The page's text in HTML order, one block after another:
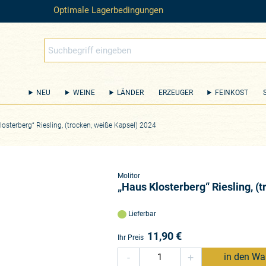
Optimale Lagerbedingungen
NEU WEINE LÄNDER ERZEUGER FEINKOST
Riesling, (trocken, weiße Kapsel) 2024
Molitor
„Haus Klosterberg“ Riesling,
Lieferbar
Ihr Preis 11,90€
-
+ in den